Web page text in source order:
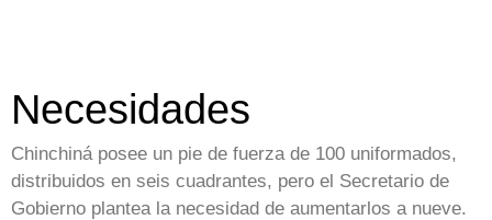
Necesidades
Chinchiná posee un pie de fuerza de 100 uniformados,
distribuidos en seis cuadrantes, pero el Secretario de
Gobierno plantea la necesidad de aumentarlos a nueve.